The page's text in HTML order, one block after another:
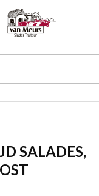
SALADES,